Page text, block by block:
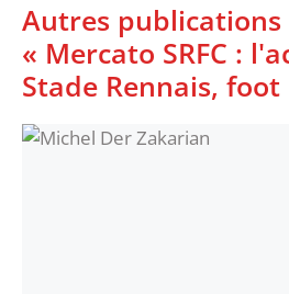
Autres publications
« Mercato SRFC :
Stade Rennais, foot